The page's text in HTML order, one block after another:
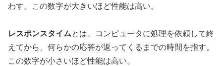
わす。この数字が大きいほど性能は高い。
レスポンスタイムとは、コンピュータに処理を依頼して終
えてから、何らかの応答が返ってくるまでの時間を指す。
この数字が小さいほど性能は高い。